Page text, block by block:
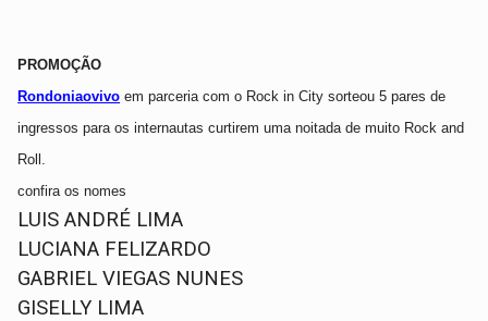
PROMOÇÃO
Rondoniaovivo em parceria com o Rock in City sorteou 5 pares de
ingressos para os internautas curtirem uma noitada de muito Rock and
Roll.
confira os nomes
LUIS ANDRÉ LIMA
LUCIANA FELIZARDO
GABRIEL VIEGAS NUNES
GISELLY LIMA